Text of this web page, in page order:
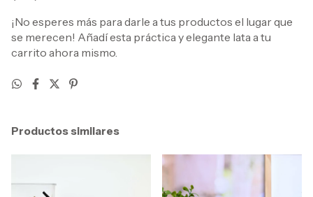
¡No esperes más para darle a tus productos el lugar que
se merecen! Añadí esta práctica y elegante lata a tu
carrito ahora mismo.
Productos similares